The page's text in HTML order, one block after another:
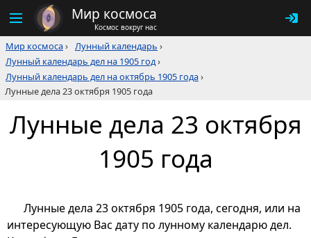
Мир космоса
Космос вокруг нас
Мир космоса› Лунный календарь ›
Лунный календарь дел на 1905 год›
Лунный календарь дел на октябрь 1905 года›
Лунные дела 23 октября 1905 года
Лунные дела 23 октября
1905 года
Лунные дела 23 октября 1905 года, сегодня, или на
интересующую Вас дату по лунному календарю дел.